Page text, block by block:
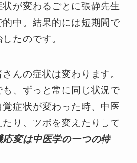
状が変わるごとに張静先生
中。結果的には短期間で
たのです。
んの症状は変わります。
、ずっと常に同じ状況で
症状が変わった時、中医
り、ツボを変えたりして
応変は中医学の一つの特